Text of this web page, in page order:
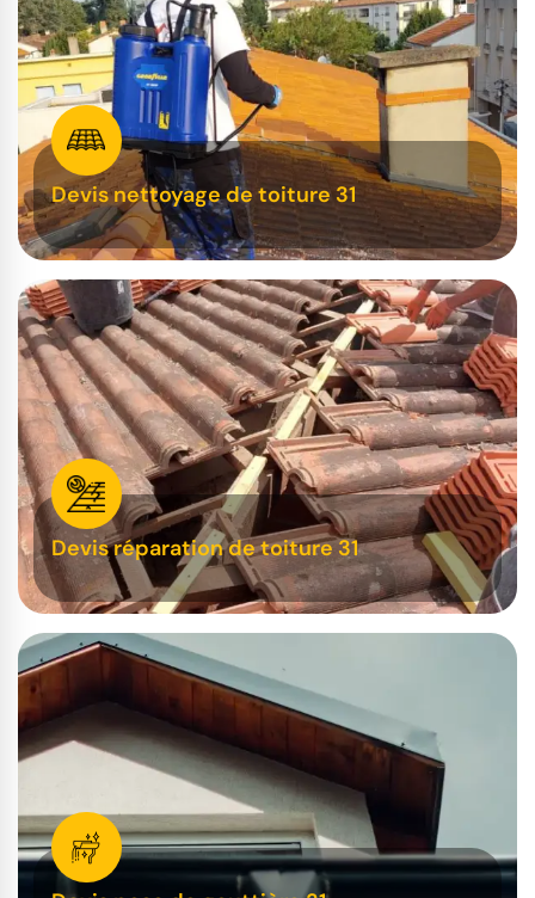
Devis nettoyage de toiture 31
Devis réparation de toiture 31